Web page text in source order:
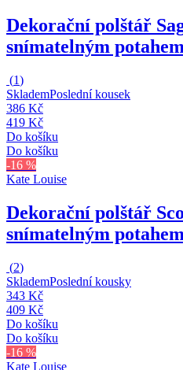
Dekorační polštář
snímatelným
(1)
SklademPoslední kousek
386 Kč
419 Kč
Do košíku
Do košíku
-16 %
Kate Louise
Dekorační polštář
snímatelným
(2)
SklademPoslední kousky
343 Kč
409 Kč
Do košíku
Do košíku
-16 %
Kate Louise